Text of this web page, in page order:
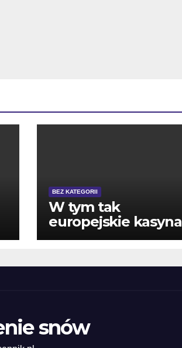
BEZ KATEGORII
W tym tak
europejskie kasyna
internetowe sa w
w naszym kraju
snów